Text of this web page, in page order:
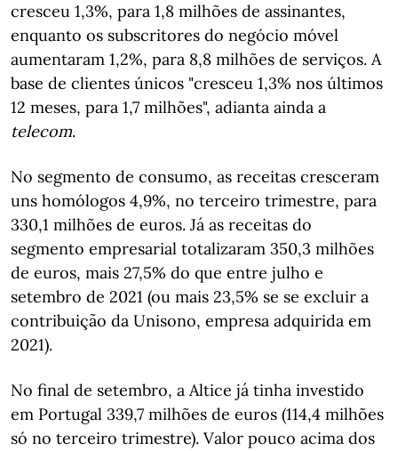
cresceu 1,3%, para 1,8 milhões de assinantes,
enquanto os subscritores do negócio móvel
aumentaram 1,2%, para 8,8 milhões de serviços. A
base de clientes únicos "cresceu 1,3% nos últimos
12 meses, para 1,7 milhões", adianta ainda a
telecom.
No segmento de consumo, as receitas cresceram
uns homólogos 4,9%, no terceiro trimestre, para
330,1 milhões de euros. Já as receitas do
segmento empresarial totalizaram 350,3 milhões
de euros, mais 27,5% do que entre julho e
setembro de 2021 (ou mais 23,5% se se excluir a
contribuição da Unisono, empresa adquirida em
2021).
No final de setembro, a Altice já tinha investido
em Portugal 339,7 milhões de euros (114,4 milhões
só no terceiro trimestre). Valor pouco acima dos